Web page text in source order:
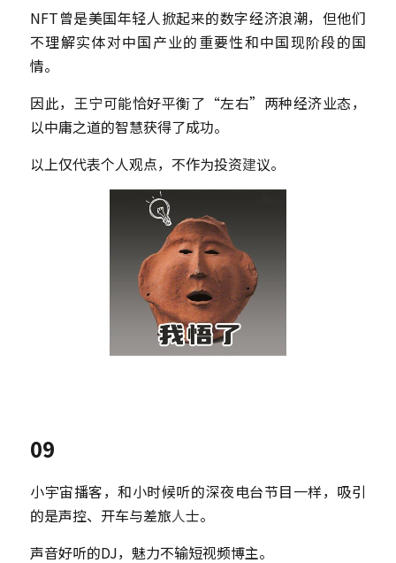
NFT曾是美国年轻人掀起来的数字经济浪潮，但他们
不理解实体对中国产业的重要性和中国现阶段的国
情。
因此，王宁可能恰好平衡了“左右”两种经济业态，
以中庸之道的智慧获得了成功。
以上仅代表个人观点，不作为投资建议。
09
小宇宙播客，和小时候听的深夜电台节目一样，吸引
的是声控、开车与差旅人士。
声音好听的DJ，魅力不输短视频博主。